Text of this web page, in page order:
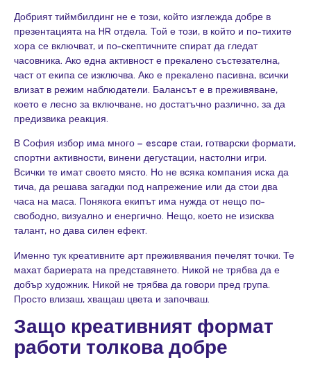
Добрият тиймбилдинг не е този, който изглежда добре в
презентацията на HR отдела. Той е този, в който и по-тихите
хора се включват, и по-скептичните спират да гледат
часовника. Ако една активност е прекалено състезателна,
част от екипа се изключва. Ако е прекалено пасивна, всички
влизат в режим наблюдатели. Балансът е в преживяване,
което е лесно за включване, но достатъчно различно, за да
предизвика реакция.
В София избор има много – escape стаи, готварски формати,
спортни активности, винени дегустации, настолни игри.
Всички те имат своето място. Но не всяка компания иска да
тича, да решава загадки под напрежение или да стои два
часа на маса. Понякога екипът има нужда от нещо по-
свободно, визуално и енергично. Нещо, което не изисква
талант, но дава силен ефект.
Именно тук креативните арт преживявания печелят точки. Те
махат бариерата на представянето. Никой не трябва да е
добър художник. Никой не трябва да говори пред група.
Просто влизаш, хващаш цвета и започваш.
Защо креативният формат
работи толкова добре